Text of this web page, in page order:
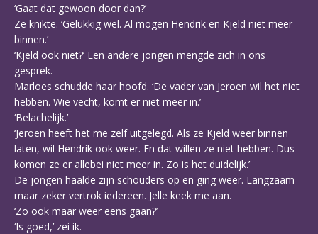
‘Gaat dat gewoon door dan?’
Ze knikte. ‘Gelukkig wel. Al mogen Hendrik en Kjeld niet meer
binnen.’
‘Kjeld ook niet?’ Een andere jongen mengde zich in ons
gesprek.
Marloes schudde haar hoofd. ‘De vader van Jeroen wil het niet
hebben. Wie vecht, komt er niet meer in.’
‘Belachelijk.’
‘Jeroen heeft het me zelf uitgelegd. Als ze Kjeld weer binnen
laten, wil Hendrik ook weer. En dat willen ze niet hebben. Dus
komen ze er allebei niet meer in. Zo is het duidelijk.’
De jongen haalde zijn schouders op en ging weer. Langzaam
maar zeker vertrok iedereen. Jelle keek me aan.
‘Zo ook maar weer eens gaan?’
‘Is goed,’ zei ik.